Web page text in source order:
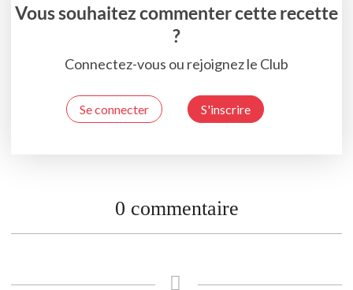
Vous souhaitez commenter cette recette
?
Connectez-vous ou rejoignez le Club
Se connecter S'inscrire
0 commentaire